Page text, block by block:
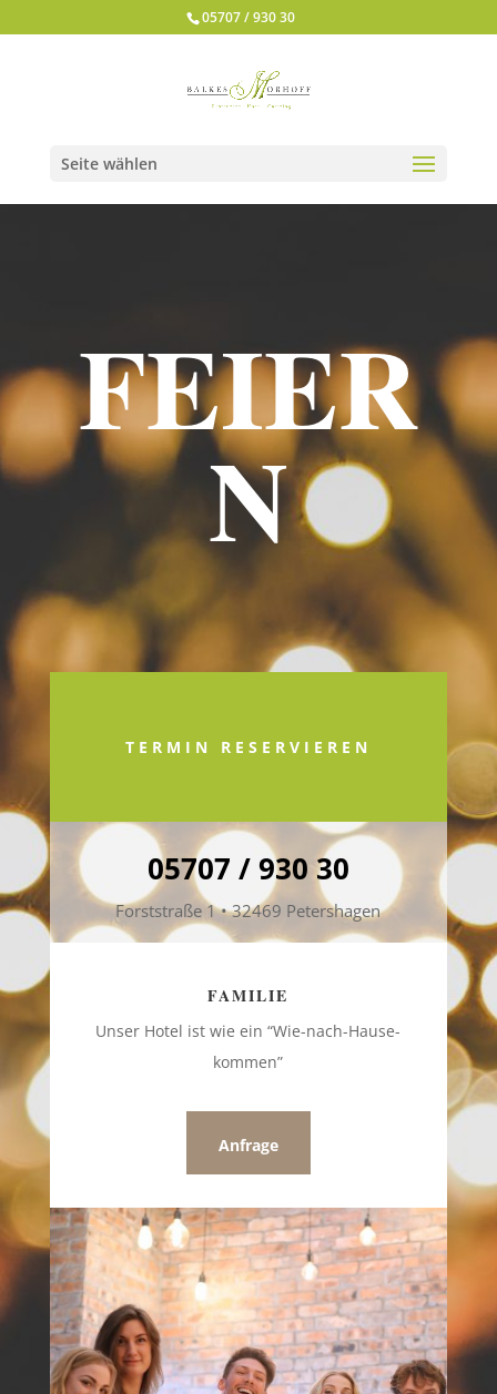
05707 / 930 30
Seite wählen
FEIER
N
TERMIN RESERVIEREN
05707 / 930 30
Forststraße 1 • 32469 Petershagen
FAMILIE
Unser Hotel ist wie ein “Wie-nach-Hause-
kommen”
Anfrage